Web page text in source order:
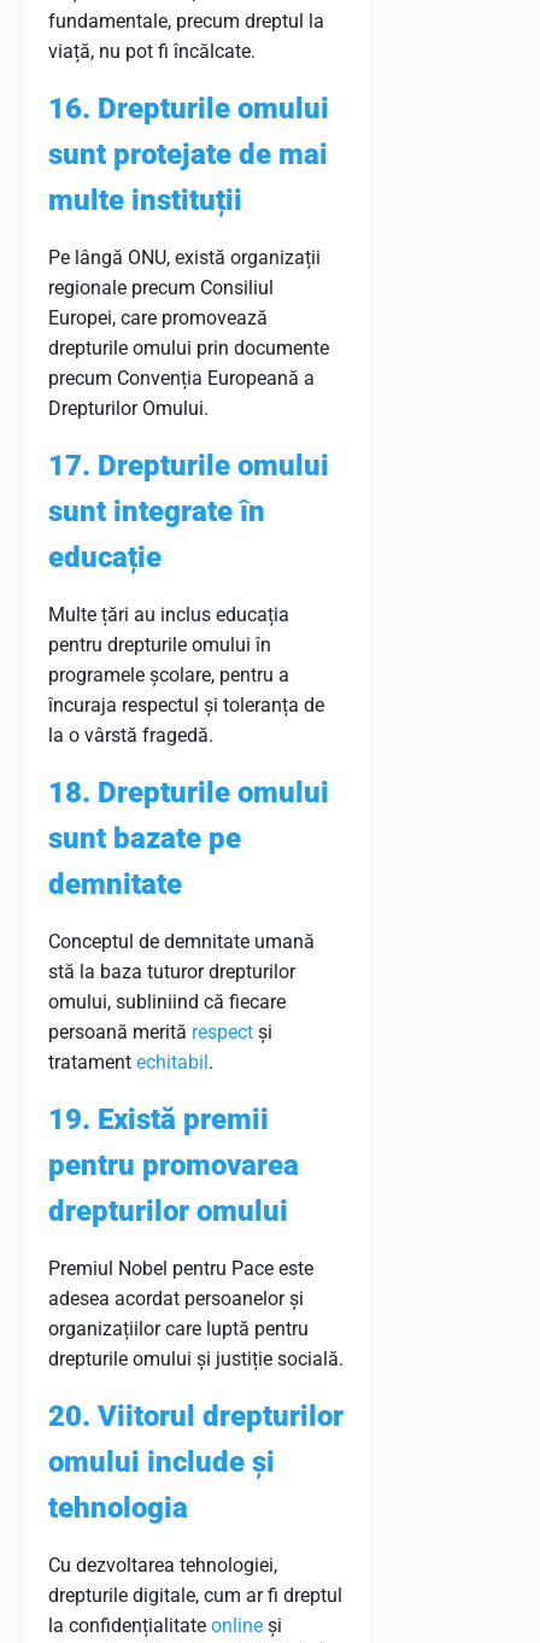
fundamentale, precum dreptul la
viață, nu pot fi încălcate.
16. Drepturile omului
sunt protejate de mai
multe instituții
Pe lângă ONU, există organizații
regionale precum Consiliul
Europei, care promovează
drepturile omului prin documente
precum Convenția Europeană a
Drepturilor Omului.
17. Drepturile omului
sunt integrate în
educație
Multe țări au inclus educația
pentru drepturile omului în
programele școlare, pentru a
încuraja respectul și toleranța de
la o vârstă fragedă.
18. Drepturile omului
sunt bazate pe
demnitate
Conceptul de demnitate umană
stă la baza tuturor drepturilor
omului, subliniind că fiecare
persoană merită respect și
tratament echitabil.
19. Există premii
pentru promovarea
drepturilor omului
Premiul Nobel pentru Pace este
adesea acordat persoanelor și
organizațiilor care luptă pentru
drepturile omului și justiție socială.
20. Viitorul drepturilor
omului include și
tehnologia
Cu dezvoltarea tehnologiei,
drepturile digitale, cum ar fi dreptul
la confidențialitate online și